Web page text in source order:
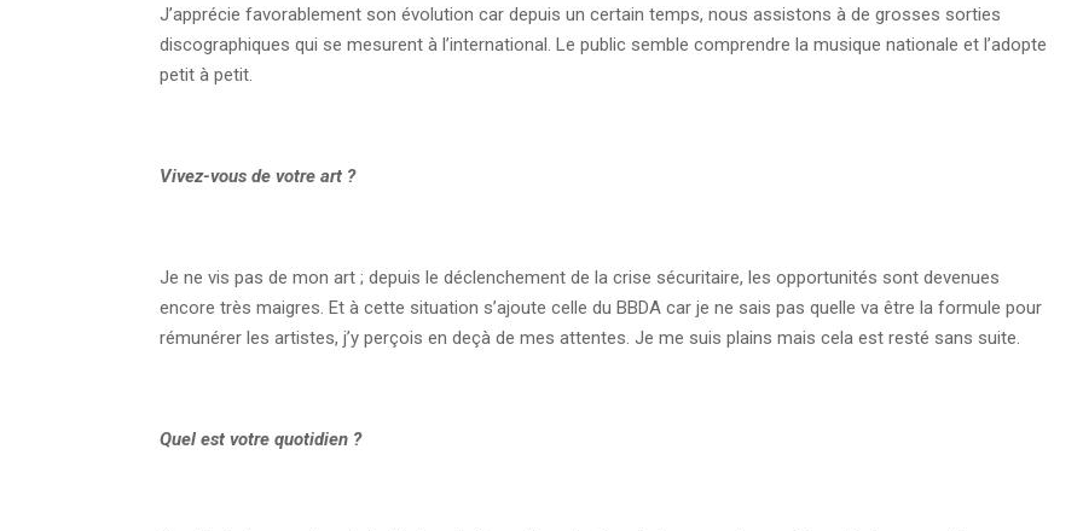
J’apprécie favorablement son évolution car depuis un certain temps, nous assistons à de grosses sorties
discographiques qui se mesurent à l’international. Le public semble comprendre la musique nationale et l’adopte
petit à petit.
Vivez-vous de votre art ?
Je ne vis pas de mon art ; depuis le déclenchement de la crise sécuritaire, les opportunités sont devenues
encore très maigres. Et à cette situation s’ajoute celle du BBDA car je ne sais pas quelle va être la formule pour
rémunérer les artistes, j’y perçois en deçà de mes attentes. Je me suis plains mais cela est resté sans suite.
Quel est votre quotidien ?